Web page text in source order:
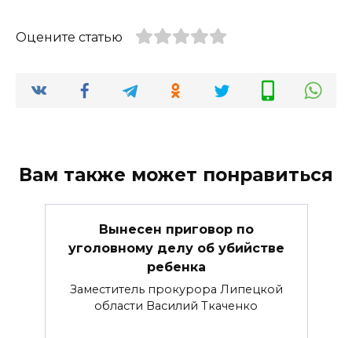
Оцените статью
Вам также может понравиться
Вынесен приговор по
уголовному делу об убийстве
ребенка
Заместитель прокурора Липецкой
области Василий Ткаченко